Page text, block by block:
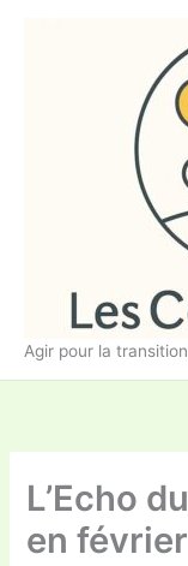
Agir pour la
L’Echo
en